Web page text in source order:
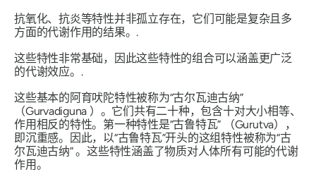
抗氧化、抗炎等特性并非孤立存在，它们可能是复杂且多
方面的代谢作用的结果。.
这些特性非常基础，因此这些特性的组合可以涵盖更广泛
的代谢效应。.
这些基本的阿育吠陀特性被称为“古尔瓦迪古纳”
（Gurvadiguna ）。它们共有二十种，包含十对大小相等、
作用相反的特性。第一种特性是“古鲁特瓦” （Gurutva），
即沉重感。因此，以“古鲁特瓦”开头的这组特性被称为“古
尔瓦迪古纳”。这些特性涵盖了物质对人体所有可能的代谢
作用。